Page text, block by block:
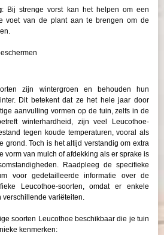
: Bij strenge vorst kan het helpen om een
voet van de plant aan te brengen om de
zijn wintergroen en behouden hun
Dit betekent dat ze het hele jaar door
aanvulling vormen op de tuin, zelfs in de
winterhardheid, zijn veel Leucothoe-
tegen koude temperaturen, vooral als
grond. Toch is het altijd verstandig om extra
vorm van mulch of afdekking als er sprake is
Raadpleeg de specifieke
voor gedetailleerde informatie over de
Leucothoe-soorten, omdat er enkele
verschillende variëteiten.
soorten Leucothoe beschikbaar die je tuin
kenmerken: